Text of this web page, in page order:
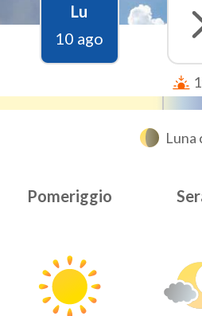
Lu
10 ago
Luna
Pomeriggio